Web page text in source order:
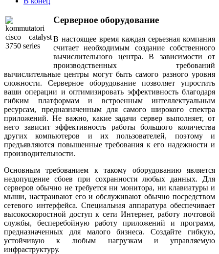
Серверное оборудование
В настоящее время каждая серьезная компания
считает необходимым создание собственного
вычислительного центра. В зависимости от
производственных требований
вычислительные центры могут быть самого разного уровня
сложности. Серверное оборудование позволяет упростить
ваши операции и оптимизировать эффективность благодаря
гибким платформам и встроенным интеллектуальным
ресурсам, предназначенным для самого широкого спектра
приложений. Не важно, какие задачи сервер выполняет, от
него зависит эффективность работы большого количества
других компьютеров и их пользователей, поэтому и
предъявляются повышенные требования к его надежности и
производительности.
Основным требованием к такому оборудованию является
недопущение сбоев при сохранности любых данных. Для
серверов обычно не требуется ни монитора, ни клавиатуры и
мыши, настраивают его и обслуживают обычно посредством
сетевого интерфейса. Специальная аппаратура обеспечивает
высокоскоростной доступ к сети Интернет, работу почтовой
службы, бесперебойную работу приложений и программ,
предназначенных для малого бизнеса. Создайте гибкую,
устойчивую к любым нагрузкам и управляемую
инфраструктуру.